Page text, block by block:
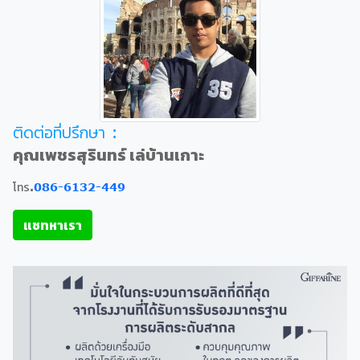
ติดต่อที่ปรึกษา :
คุณเพชรสุรินทร์ เล่บ้านเกาะ
โทร.086-6132-449
แชทหาเรา